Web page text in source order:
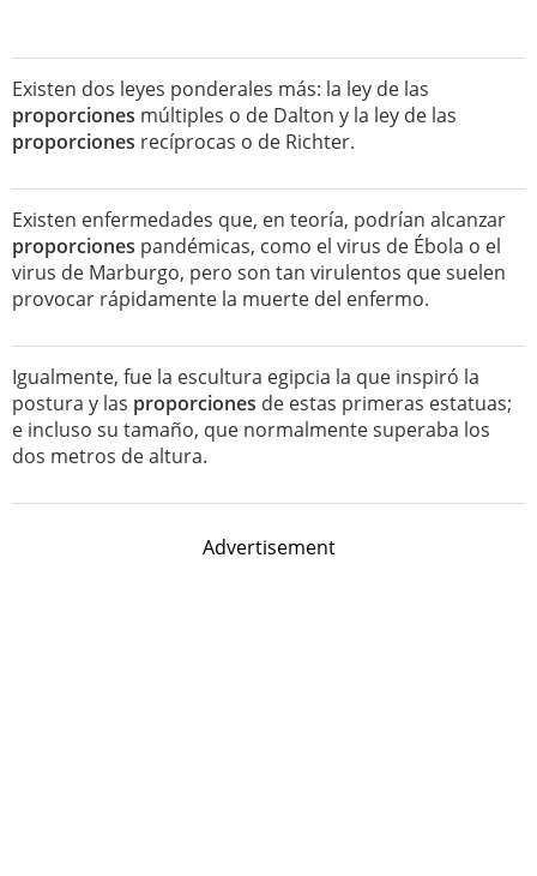
Existen dos leyes ponderales más: la ley de las
proporciones múltiples o de Dalton y la ley de las
proporciones recíprocas o de Richter.
Existen enfermedades que, en teoría, podrían alcanzar
proporciones pandémicas, como el virus de Ébola o el
virus de Marburgo, pero son tan virulentos que suelen
provocar rápidamente la muerte del enfermo.
Igualmente, fue la escultura egipcia la que inspiró la
postura y las proporciones de estas primeras estatuas;
e incluso su tamaño, que normalmente superaba los
dos metros de altura.
Advertisement